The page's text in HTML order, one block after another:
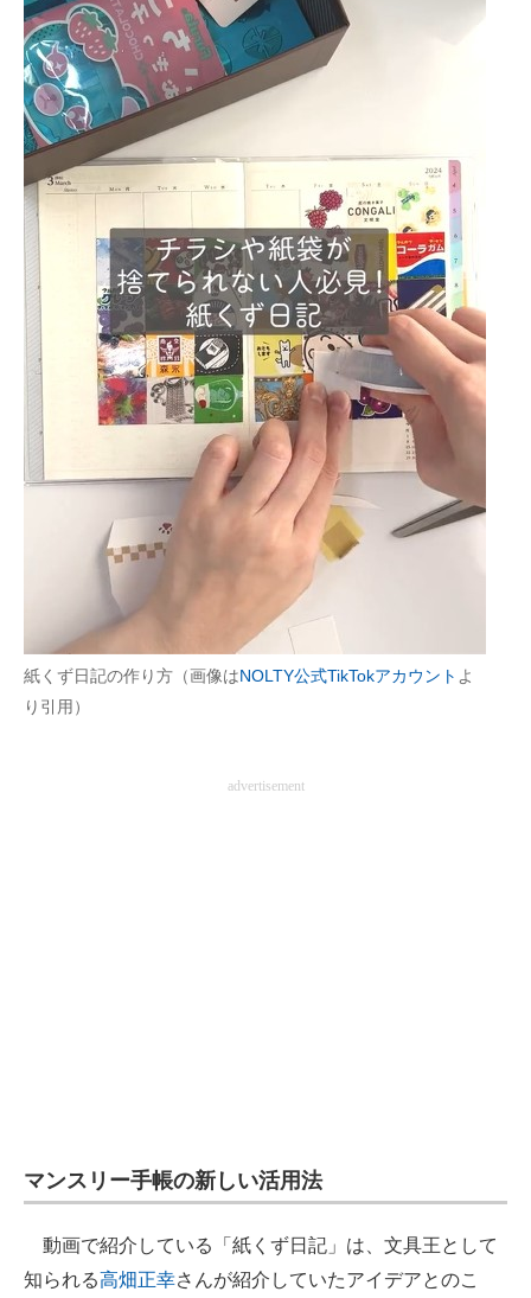
企業ITのトレンドを詳説
経営リーダーのコミュニティ
マーケ×ITの今がよく分かる
ITエンジニア向け専門サイト
企業向けIT製品の総合サイト
IT製品の技術・比較・事例
製造業のIT導入・活用を支援
モノづくり技術者専門サイト
エレクトロニクス専門サイト
電子設計の基本と応用
エネルギーの専門メディア
建設×テクノロジーの最前線
ちょっと気になるネットの話題
紙くず日記の作り方（画像はNOLTY公式TikTokアカウント よ
り引用）
advertisement
マンスリー手帳の新しい活用法
動画で紹介している「紙くず日記」は、文具王として
知られる高畑正幸さんが紹介していたアイデアとのこ